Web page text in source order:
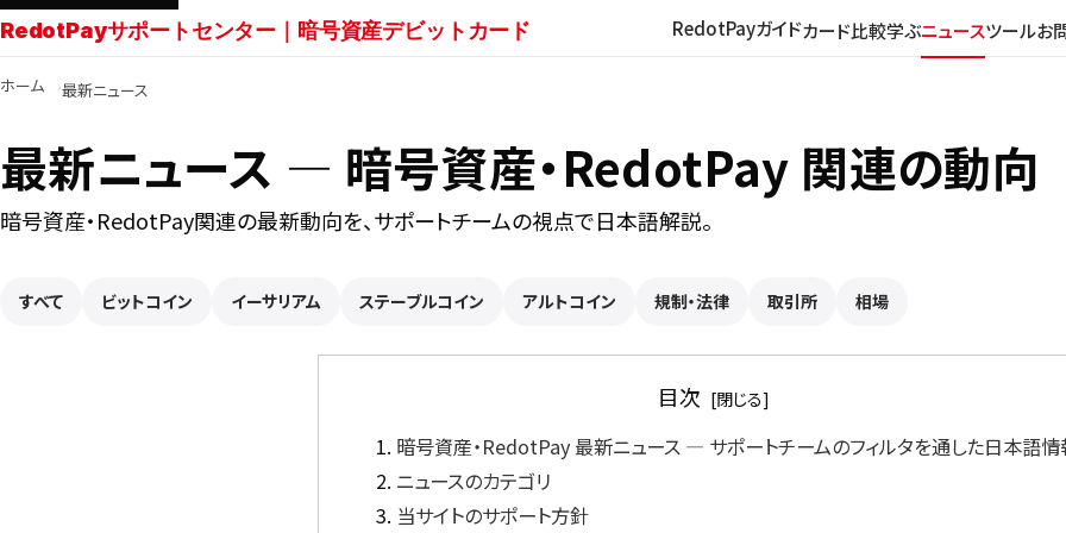
RedotPayサポートセンター｜暗号資産デビットカード RedotPayガイドカード比較学ぶニュースツールお
ホーム
最新ニュース
最新ニュース ― 暗号資産・RedotPay 関連の動向
暗号資産・RedotPay関連の最新動向を、サポートチームの視点で日本語解説。
すべて ビットコイン イーサリアム ステーブルコイン アルトコイン 規制・法律 取引所 相場
目次
暗号資産・RedotPay 最新ニュース ― サポートチームのフィルタを通した日本語情
ニュースのカテゴリ
当サイトのサポート方針